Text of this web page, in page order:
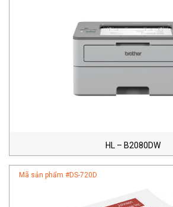
HL – B2080DW
Mã sản phẩm #DS-720D